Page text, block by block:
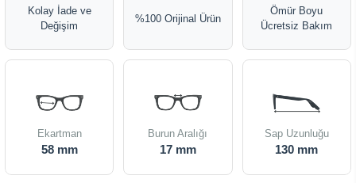
Kolay İade ve
Değişim
%100 Orijinal Ürün
Ömür Boyu
Ücretsiz Bakım
Ekartman
58 mm
Burun Aralığı
17 mm
Sap Uzunluğu
130 mm